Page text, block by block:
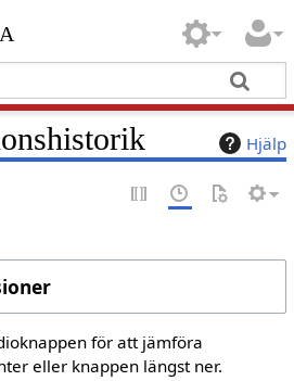
Hjälp
för att jämföra
eller knappen längst ner.